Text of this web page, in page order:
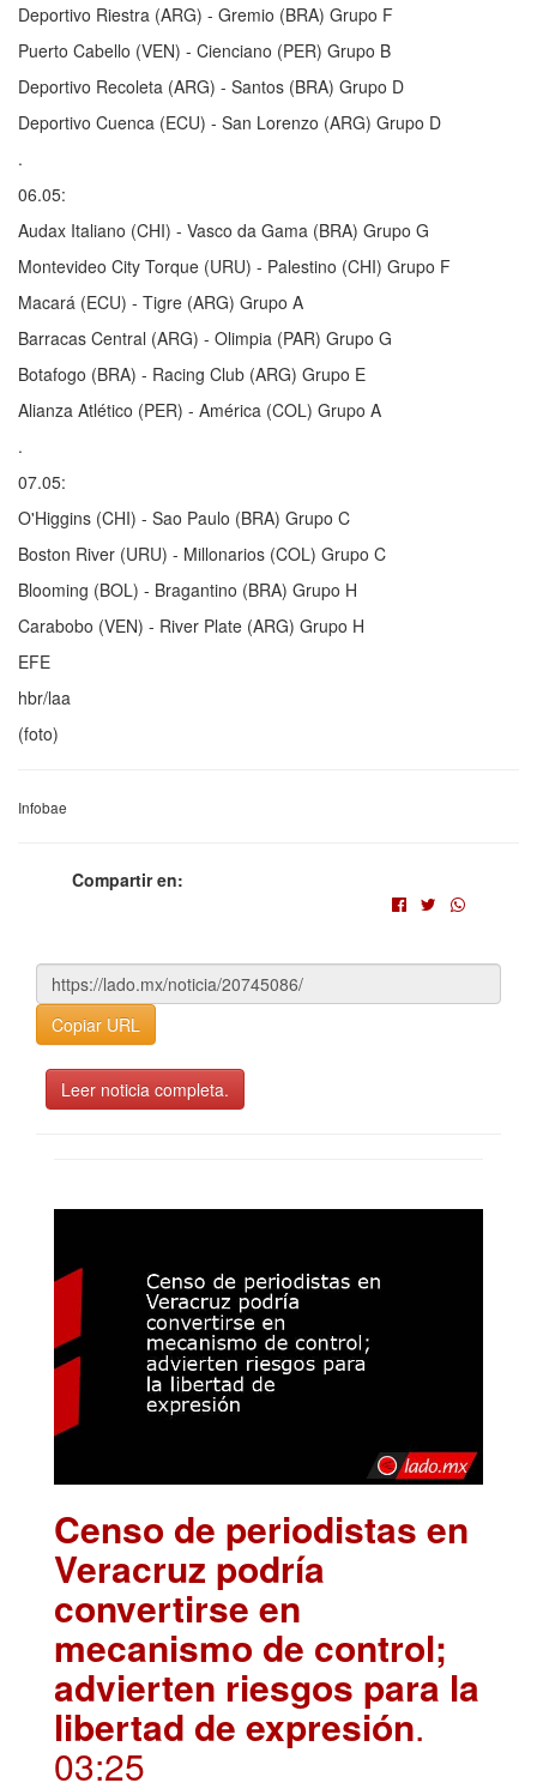
Deportivo Riestra (ARG) - Gremio (BRA) Grupo F
Puerto Cabello (VEN) - Cienciano (PER) Grupo B
Deportivo Recoleta (ARG) - Santos (BRA) Grupo D
Deportivo Cuenca (ECU) - San Lorenzo (ARG) Grupo D
.
06.05:
Audax Italiano (CHI) - Vasco da Gama (BRA) Grupo G
Montevideo City Torque (URU) - Palestino (CHI) Grupo F
Macará (ECU) - Tigre (ARG) Grupo A
Barracas Central (ARG) - Olimpia (PAR) Grupo G
Botafogo (BRA) - Racing Club (ARG) Grupo E
Alianza Atlético (PER) - América (COL) Grupo A
.
07.05:
O'Higgins (CHI) - Sao Paulo (BRA) Grupo C
Boston River (URU) - Millonarios (COL) Grupo C
Blooming (BOL) - Bragantino (BRA) Grupo H
Carabobo (VEN) - River Plate (ARG) Grupo H
EFE
hbr/laa
(foto)
Infobae
Compartir en:
Copiar URL
Leer noticia completa.
Censo de periodistas en
Veracruz podría
convertirse en
mecanismo de control;
advierten riesgos para la
libertad de expresión.
03:25